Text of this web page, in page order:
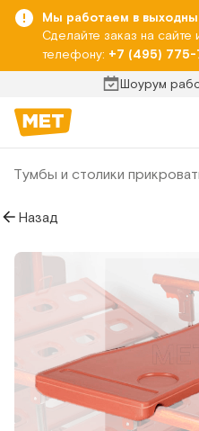
Мы работаем в
Сделайте заказ на
телефону: +7 (495)
Шоурум
Тумбы и столики
Назад